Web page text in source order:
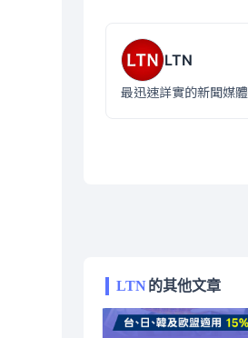
LTN
最迅速詳實的新聞媒體
LTN的其他文章